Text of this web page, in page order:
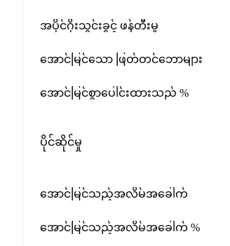
အပိုင်ဂိုးသွင်းခွင့် ဖန်တီးမှု
အောင်မြင်သော ဖြတ်တင်ဘောများ
အောင်မြင်စွာပေါင်းထားသည် %
ပိုင်ဆိုင်မှု
အောင်မြင်သည့်အလိမ်အခေါက်
အောင်မြင်သည့်အလိမ်အခေါက် %